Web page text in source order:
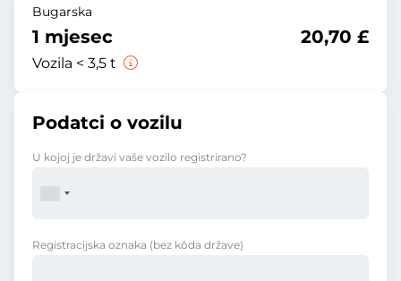
Bugarska
1 mjesec
Vozila < 3,5 t
20,70 £
Podatci o vozilu
U kojoj je državi vaše vozilo registrirano?
Registracijska oznaka (bez kôda države)